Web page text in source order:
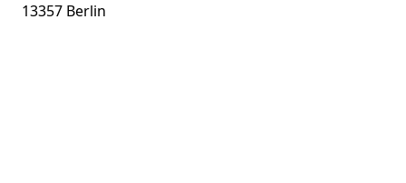
13357 Berlin